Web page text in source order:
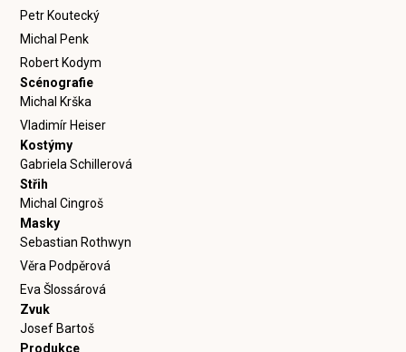
Petr Koutecký
Michal Penk
Robert Kodym
Scénografie
Michal Krška
Vladimír Heiser
Kostýmy
Gabriela Schillerová
Střih
Michal Cingroš
Masky
Sebastian Rothwyn
Věra Podpěrová
Eva Šlossárová
Zvuk
Josef Bartoš
Produkce